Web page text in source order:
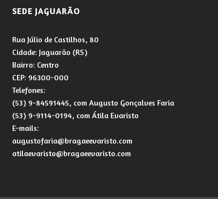
SEDE JAGUARÃO
Rua Júlio de Castilhos, 80
Cidade: Jaguarão (RS)
Bairro: Centro
CEP: 96300-000
Telefones:
(53) 9-84591445, com Augusto Gonçalves Faria
(53) 9-9114-0194, com Átila Evaristo
E-mails:
augustofaria@bragaeevaristo.com
atilaevaristo@bragaeevaristo.com